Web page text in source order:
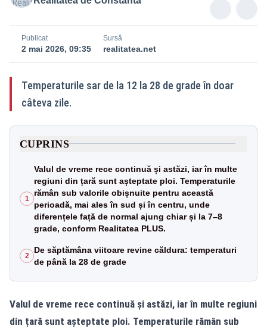
Publicat
2 mai 2026, 09:35
Sursă
realitatea.net
Temperaturile sar de la 12 la 28 de grade în doar
câteva zile.
CUPRINS
1
Valul de vreme rece continuă și astăzi, iar în multe
regiuni din țară sunt așteptate ploi. Temperaturile
rămân sub valorile obișnuite pentru această
perioadă, mai ales în sud și în centru, unde
diferențele față de normal ajung chiar și la 7–8
grade, conform Realitatea PLUS.
2
De săptămâna viitoare revine căldura: temperaturi
de până la 28 de grade
Valul de vreme rece continuă și astăzi, iar în multe regiuni
din țară sunt așteptate ploi. Temperaturile rămân sub